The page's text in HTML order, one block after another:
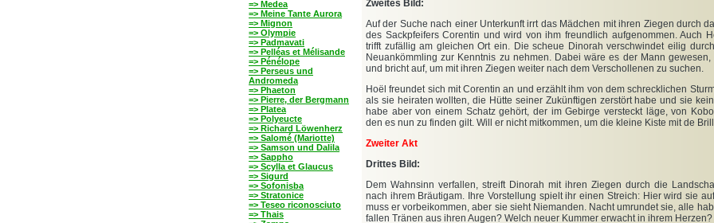
=> Medea
=> Meine Tante Aurora
=> Mignon
=> Olympie
=> Padmavati
=> Pelléas et Mélisande
=> Pénélope
=> Perseus und
Andromeda
=> Phaeton
=> Pierre, der Bergmann
=> Platea
=> Polyeucte
=> Richard Löwenherz
=> Salomé (Mariotte)
=> Samson und Dalila
=> Sappho
=> Scylla et Glaucus
=> Sigurd
=> Sofonisba
=> Stratonice
=> Teseo riconosciuto
=> Thais
Zweites Bild:
Auf der Suche nach einer Unterkunft irrt das Mädchen mit ihren Ziegen durch
des Sackpfeifers Corentin und wird von ihm freundlich aufgenommen. Auch
trifft zufällig am gleichen Ort ein. Die scheue Dinorah verschwindet eilig
Neuankömmling zur Kenntnis zu nehmen. Dabei wäre es der Mann
und bricht auf, um mit ihren Ziegen weiter nach dem Verschollenen zu suchen.
Hoël freundet sich mit Corentin an und erzählt ihm von dem schrecklichen
als sie heiraten wollten, die Hütte seiner Zukünftigen zerstört habe und sie
habe aber von einem Schatz gehört, der im Gebirge versteckt läge, von
den es nun zu finden gilt. Will er nicht mitkommen, um die kleine Kiste mit de
Zweiter Akt
Drittes Bild:
Dem Wahnsinn verfallen, streift Dinorah mit ihren Ziegen durch die
nach ihrem Bräutigam. Ihre Vorstellung spielt ihr einen Streich: Hier wird sie
muss er vorbeikommen, aber sie sieht Niemanden. Nacht umrundet sie, alle
fallen Tränen aus ihren Augen? Welch neuer Kummer erwacht in ihrem Herzen?